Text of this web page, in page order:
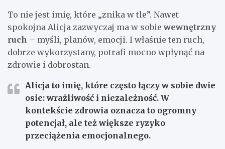
To nie jest imię, które „znika w tle”. Nawet
spokojna Alicja zazwyczaj ma w sobiewewnętrzny
ruch – myśli, planów, emocji. I właśnie ten ruch,
dobrze wykorzystany, potrafi mocno wpłynąć na
zdrowie i dobrostan.
Alicja to imię, które często łączy w sobie dwie
osie:wrażliwość i niezależność. W
kontekście zdrowia oznacza to ogromny
potencjał, ale też większe ryzyko
przeciążenia emocjonalnego.